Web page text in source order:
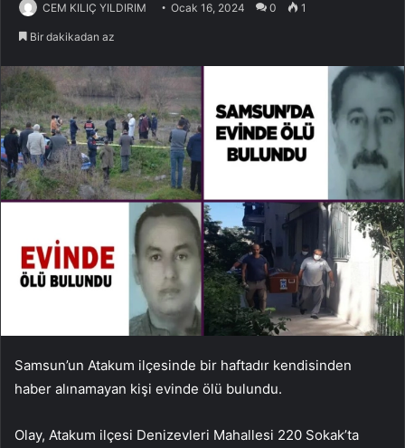
CEM KILIÇ YILDIRIM Ocak 16, 2024 0 1
Bir dakikadan az
Samsun’un Atakum ilçesinde bir haftadır kendisinden
haber alınamayan kişi evinde ölü bulundu.
Olay, Atakum ilçesi Denizevleri Mahallesi 220 Sokak’ta